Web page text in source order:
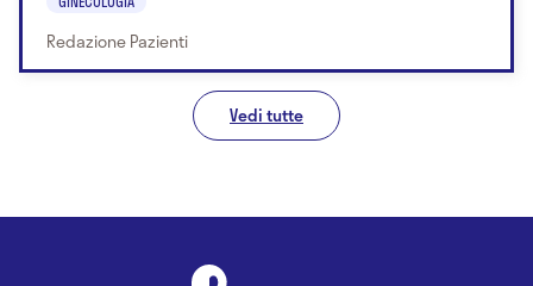
Redazione Pazienti
Vedi tutte